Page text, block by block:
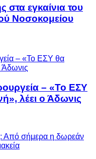
εγκαίνια του
Νοσοκομείου
– «Το ΕΣΥ
λέει ο Άδωνις